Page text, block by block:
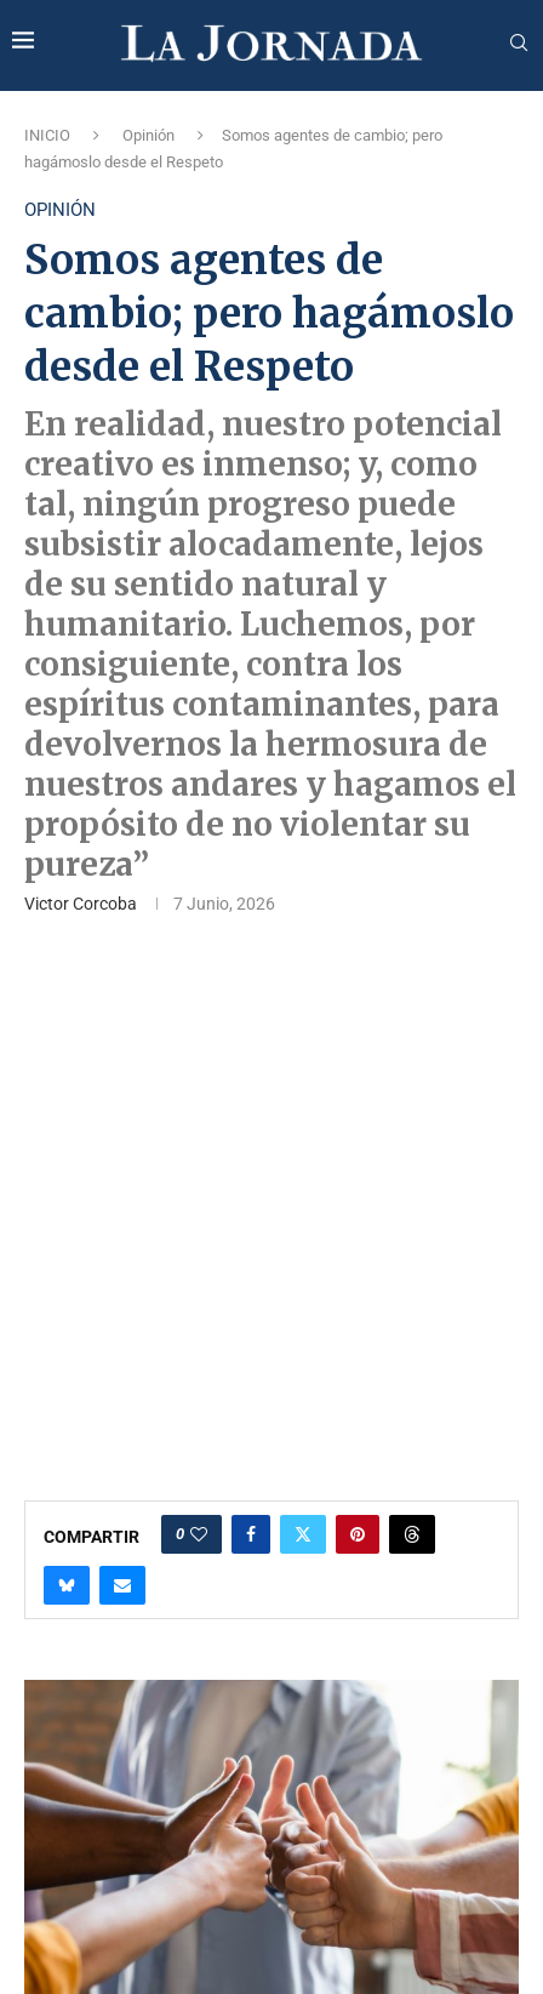
INICIO Opinión
Somos agentes de cambio; pero
hagámoslo desde el Respeto
OPINIÓN
Somos agentes de
cambio; pero hagámoslo
desde el Respeto
En realidad, nuestro potencial
creativo es inmenso; y, como
tal, ningún progreso puede
subsistir alocadamente, lejos
de su sentido natural y
humanitario. Luchemos, por
consiguiente, contra los
espíritus contaminantes, para
devolvernos la hermosura de
nuestros andares y hagamos el
propósito de no violentar su
pureza”
Victor Corcoba 7 Junio, 2026
COMPARTIR 0